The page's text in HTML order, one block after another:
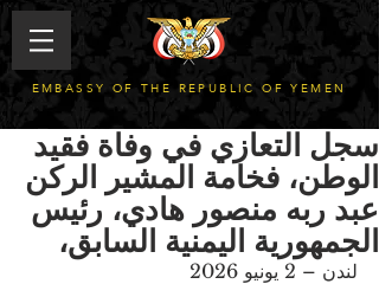
EMBASSY OF THE REPUBLIC OF YEMEN
سجل التعازي في وفاة فقيد
الوطن، فخامة المشير الركن
عبد ربه منصور هادي، رئيس
الجمهورية اليمنية السابق،
لندن – 2 يونيو 2026